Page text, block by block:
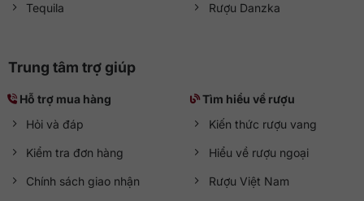
Tequila Rượu Danzka
Trung tâm trợ giúp
Hỗ trợ mua hàng
Hỏi và đáp
Kiểm tra đơn hàng
Chính sách giao nhận
Tìm hiểu về rượu
Kiến thức rượu vang
Hiểu về rượu ngoại
Rượu Việt Nam